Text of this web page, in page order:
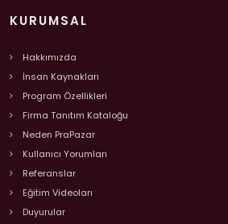
KURUMSAL
Hakkımızda
İnsan Kaynakları
Program Özellikleri
Firma Tanıtım Kataloğu
Neden PraPazar
Kullanıcı Yorumları
Referanslar
Eğitim Videoları
Duyurular